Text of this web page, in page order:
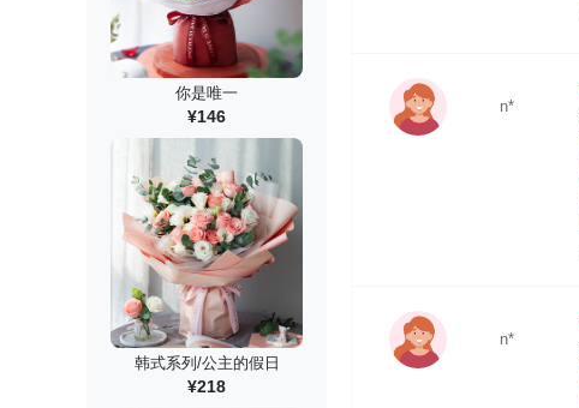
你是唯一
¥146
韩式系列/公主的假日
¥218
n*
n*